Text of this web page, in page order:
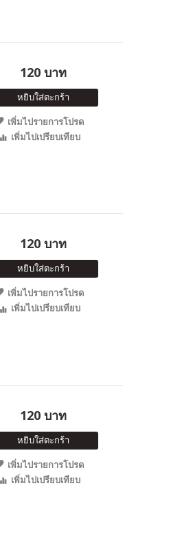
120 บาท
หยิบใส่ตะกร้า
เพิ่มไปรายการโปรด
เพิ่มไปเปรียบเทียบ
120 บาท
หยิบใส่ตะกร้า
เพิ่มไปรายการโปรด
เพิ่มไปเปรียบเทียบ
120 บาท
หยิบใส่ตะกร้า
เพิ่มไปรายการโปรด
เพิ่มไปเปรียบเทียบ